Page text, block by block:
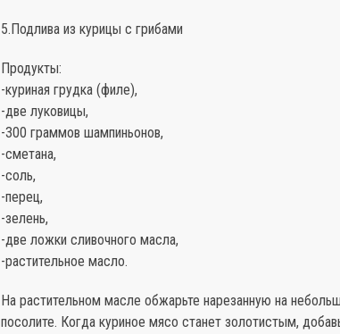
5.Подлива из курицы с грибами
Продукты:
-куриная грудка (филе),
-две луковицы,
-300 граммов шампиньонов,
-сметана,
-соль,
-перец,
-зелень,
-две ложки сливочного масла,
-растительное масло.
На растительном масле обжарьте нарезанную на
посолите. Когда куриное мясо станет золотистым,